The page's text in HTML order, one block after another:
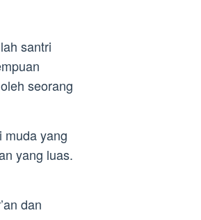
santri
seorang
muda yang
yang luas.
dan